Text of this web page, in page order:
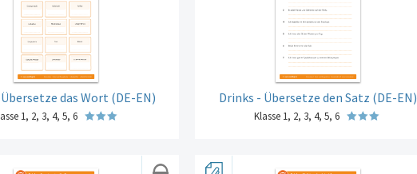
das Wort (DE-EN)
1, 2, 3, 4, 5, 6
Drinks - Übersetze den Satz (DE-EN)
Klasse 1, 2, 3, 4, 5, 6